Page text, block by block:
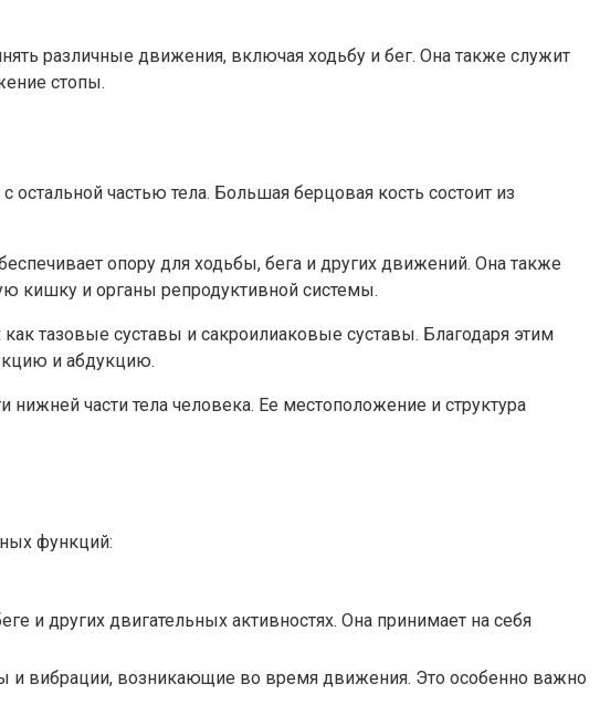
различные движения, включая ходьбу и бег. Она также служит
стопы.
частью тела. Большая берцовая кость состоит из
опору для ходьбы, бега и других движений. Она также
кишку и органы репродуктивной системы.
тазовые суставы и сакроилиаковые суставы. Благодаря этим
и абдукцию.
части тела человека. Ее местоположение и структура
функций:
и других двигательных активностях. Она принимает на себя
и вибрации, возникающие во время движения. Это особенно важно